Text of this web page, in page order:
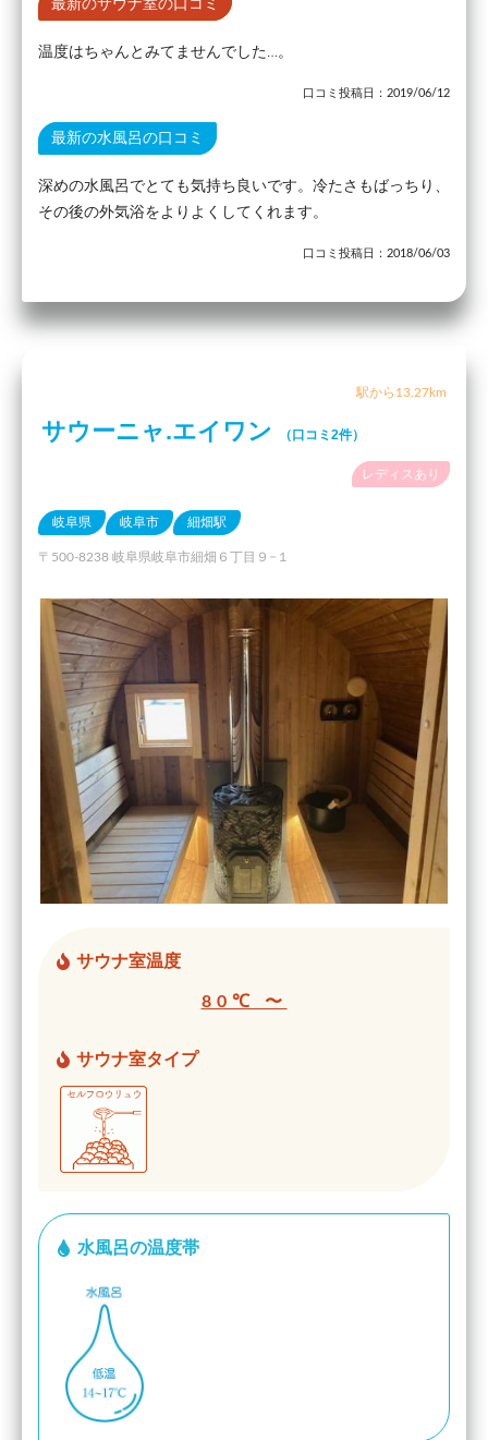
最新のサウナ室の口コミ
温度はちゃんとみてませんでした…。
口コミ投稿日：2019/06/12
最新の水風呂の口コミ
深めの水風呂でとても気持ち良いです。冷たさもばっちり、
その後の外気浴をよりよくしてくれます。
口コミ投稿日：2018/06/03
駅から13.27km
サウーニャ.エイワン （口コミ2件）
レディスあり
岐阜県 岐阜市 細畑駅
〒500-8238 岐阜県岐阜市細畑６丁目９−１
サウナ室温度
80℃ 〜
サウナ室タイプ
水風呂の温度帯